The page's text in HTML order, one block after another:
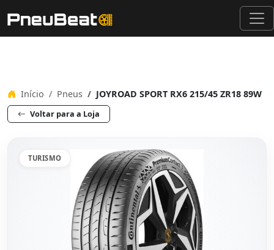
Início Pneus JOYROAD SPORT RX6 215/45 ZR18 89W
Voltar para a Loja
TURISMO